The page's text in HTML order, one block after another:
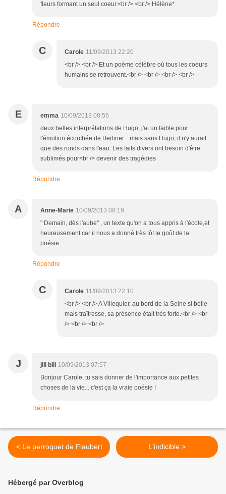
fleurs formant un seul coeur.<br /> <br /> Hélène*
Répondre
C Carole 11/09/2013 22:20
<br /> <br /> Et un poème célèbre où tous les coeurs
humains se retrouvent.<br /> <br /> <br /> <br />
E emma 10/09/2013 08:56
deux belles interprétations de Hugo, j'ai un faible pour
l'émotion écorchée de Berliner... mais sans Hugo, il n'y aurait
que des ronds dans l'eau. Les faits divers ont besoin d'être
sublimés pour<br /> devenir des tragédies
Répondre
A Anne-Marie 10/09/2013 08:19
" Demain, dès l'aube" , un texte qu'on a tous appris à l'école,et
heureusement car il nous a donné très tôt le goût de la
poésie...
Répondre
C Carole 11/09/2013 22:10
<br /> <br /> A Villequier, au bord de la Seine si belle
mais traîtresse, sa présence était très forte.<br /> <br
/> <br /> <br />
J jill bill
10/09/2013 07:57
Bonjour Carole, tu sais donner de l'importance aux petites
choses de la vie... c'est ça la vraie poésie !
Répondre
< Le perroquet de Flaubert L'indicible >
Hébergé par Overblog